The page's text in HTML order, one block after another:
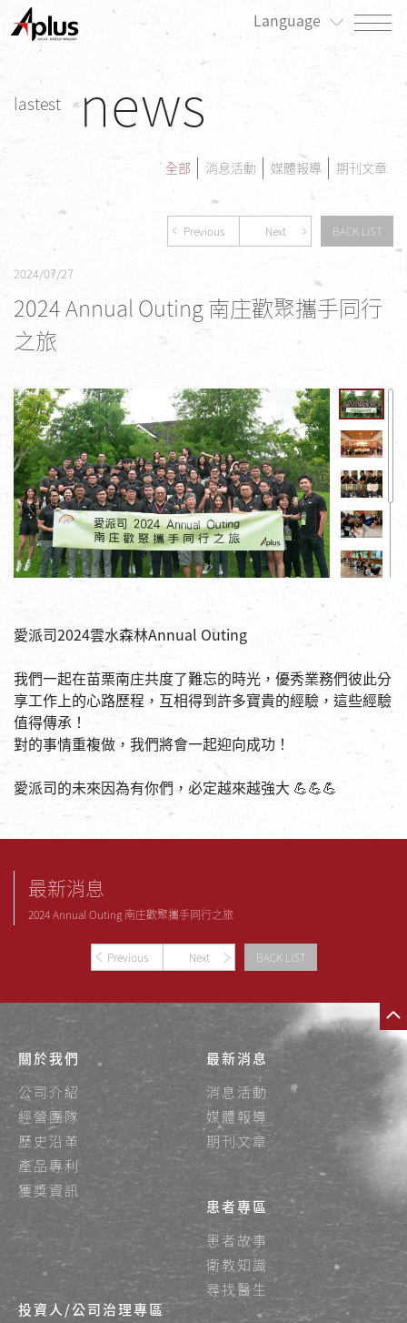
Language
最新消息
產品專區
患者專區
投資人/公司治理專區
lastest news
全部 消息活動 媒體報導 期刊文章
Previous Next BACK LIST
2024/07/27
2024 Annual Outing 南庄歡聚攜手同行
之旅
愛派司2024雲水森林Annual Outing
我們一起在苗栗南庄共度了難忘的時光，優秀業務們彼此分
享工作上的心路歷程，互相得到許多寶貴的經驗，這些經驗
值得傳承！
對的事情重複做，我們將會一起迎向成功！
愛派司的未來因為有你們，必定越來越強大 💪💪💪
最新消息
2024 Annual Outing 南庄歡聚攜手同行之旅
Previous Next BACK LIST
關於我們
公司介紹
經營團隊
歷史沿革
產品專利
獲獎資訊
最新消息
消息活動
媒體報導
期刊文章
患者專區
患者故事
衛教知識
尋找醫生
投資人/公司治理專區